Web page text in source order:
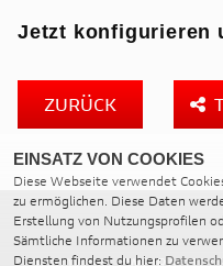
Jetzt konfigurieren
ZURÜCK
EINSATZ VON COOKIES
Diese Webseite verwendet
zu ermöglichen. Diese Daten
Erstellung von Nutzungsprofilen
Sämtliche Informationen zu
Diensten findest du hier: